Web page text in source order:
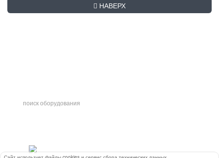
НАВЕРХ
оборудования для магазинов